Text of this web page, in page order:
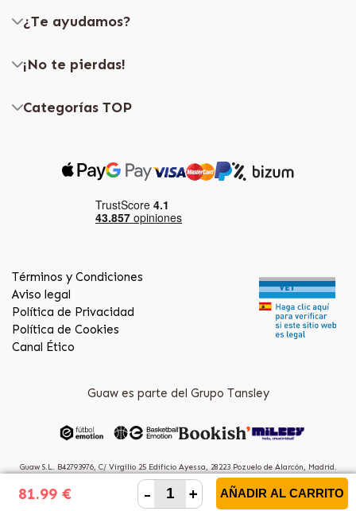
81.99 € - + AÑADIR AL CARRITO
¿Te ayudamos?
¡No te pierdas!
Categorías TOP
Términos y Condiciones
Aviso legal
Política de Privacidad
Política de Cookies
Canal Ético
Guaw es parte del Grupo Tansley
Guaw S.L. B42793976, C/ Virgilio 25 Edificio Ayessa, 28223 Pozuelo de Alarcón, Madrid.
(Spain)